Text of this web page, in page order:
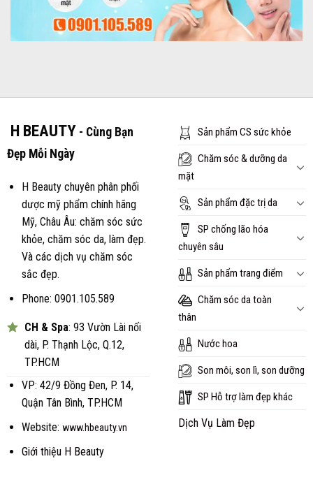
H BEAUTY - Cùng Bạn
Đẹp Mỗi Ngày
H Beauty chuyên phân phối
dược mỹ phẩm chính hãng
Mỹ, Châu Âu: chăm sóc sức
khỏe, chăm sóc da, làm đẹp.
Và các dịch vụ chăm sóc
sắc đẹp.
Phone: 0901.105.589
CH & Spa: 93 Vườn Lài nối
dài, P. Thạnh Lộc, Q.12,
TP.HCM
VP: 42/9 Đồng Đen, P. 14,
Quận Tân Bình, TP.HCM
Website: www.hbeauty.vn
Giới thiệu H Beauty
Sản phẩm CS sức khỏe
Chăm sóc & dưỡng da
mặt
Sản phẩm đặc trị da
SP chống lão hóa
chuyên sâu
Sản phẩm trang điểm
Chăm sóc da toàn
thân
Nước hoa
Son môi, son lì, son dưỡng
SP Hỗ trợ làm đẹp khác
Dịch Vụ Làm Đẹp